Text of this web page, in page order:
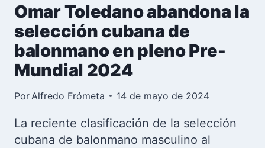
Omar Toledano abandona la
selección cubana de
balonmano en pleno Pre-
Mundial 2024
Por Alfredo Frómeta 14 de mayo de 2024
La reciente clasificación de la selección
cubana de balonmano masculino al